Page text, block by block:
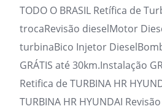
TODO O BRASIL Retífica de
trocaRevisão dieselMotor
turbinaBico Injetor
GRÁTIS até 30km.Instalação
Retifica de TURBINA HR
TURBINA HR HYUNDAI